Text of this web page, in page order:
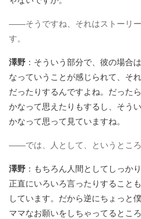
――そうですね、それはストーリ
す。
澤野 ：そういう部分で、彼の場合
なっていうことが感じられて、そ
だったりするんですよね。だった
かなって思えたりもするし、そう
かなって思って見ていますね。
――では、人として、というところ
澤野 ：もちろん人間としてしっか
正直にいろいろ言ったりすること
しています。だから逆にちょっと
ママなお願いをしちゃってるとこ